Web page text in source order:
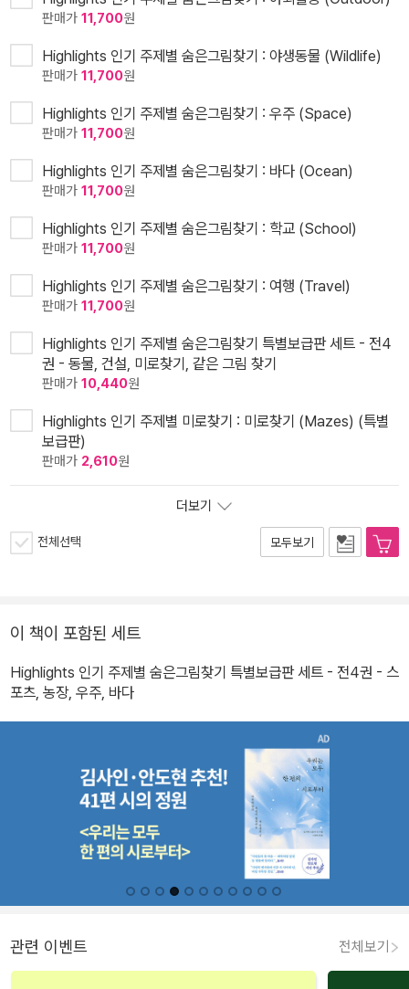
판매가 11,700원
Highlights 인기 주제별 숨은그림찾기 : 야생동물 (Wildlife)
판매가 11,700원
Highlights 인기 주제별 숨은그림찾기 : 우주 (Space)
판매가 11,700원
Highlights 인기 주제별 숨은그림찾기 : 바다 (Ocean)
판매가 11,700원
Highlights 인기 주제별 숨은그림찾기 : 학교 (School)
판매가 11,700원
Highlights 인기 주제별 숨은그림찾기 : 여행 (Travel)
판매가 11,700원
Highlights 인기 주제별 숨은그림찾기 특별보급판 세트 - 전4
권 - 동물, 건설, 미로찾기, 같은 그림 찾기
판매가 10,440원
Highlights 인기 주제별 미로찾기 : 미로찾기 (Mazes) (특별
보급판)
판매가 2,610원
더보기
전체선택 모두보기
이 책이 포함된 세트
Highlights 인기 주제별 숨은그림찾기 특별보급판 세트 - 전4권 - 스
포츠, 농장, 우주, 바다
관련 이벤트 전체보기